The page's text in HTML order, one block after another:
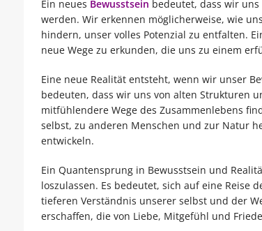
Ein neues Bewusstsein bedeutet, dass wir
werden. Wir erkennen möglicherweise, wie
hindern, unser volles Potenzial zu entfalten.
neue Wege zu erkunden, die uns zu einem
Eine neue Realität entsteht, wenn wir unser
bedeuten, dass wir uns von alten Strukturen
mitfühlendere Wege des Zusammenlebens
selbst, zu anderen Menschen und zur Natur
entwickeln.
Ein Quantensprung in Bewusstsein und
loszulassen. Es bedeutet, sich auf eine Reise
tieferen Verständnis unserer selbst und der
erschaffen, die von Liebe, Mitgefühl und